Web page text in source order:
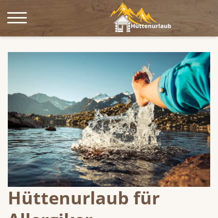
Sommer
Herbst
Winter
Kurz mal weg
Blog
Hüttenurlaub für